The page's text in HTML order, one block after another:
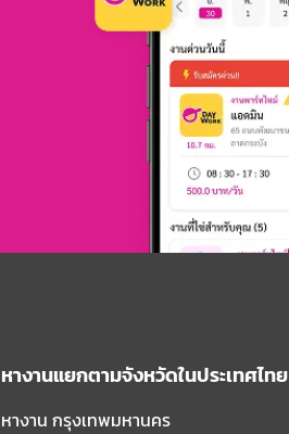
หางานแยกตามจังหวัดในประเทศไทย
หางาน กรุงเทพมหานคร